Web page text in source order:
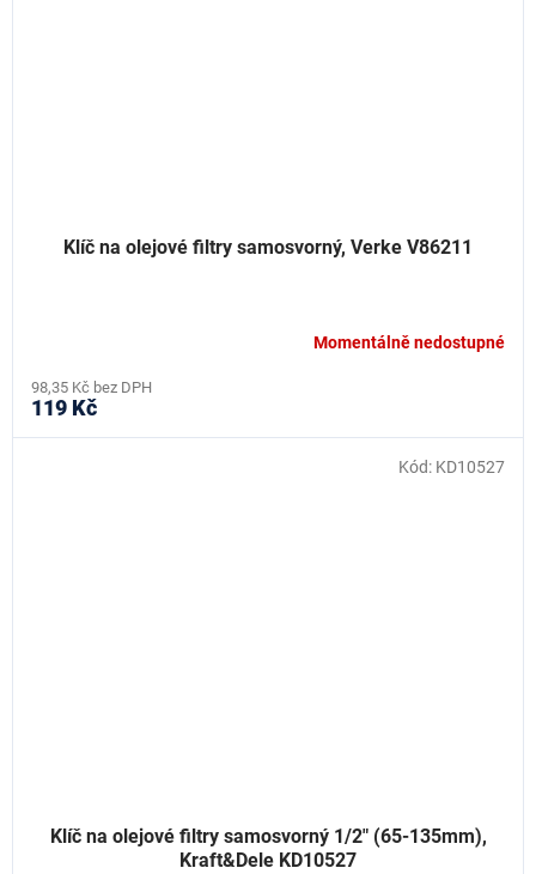
Klíč na olejové filtry samosvorný, Verke V86211
Momentálně nedostupné
98,35 Kč bez DPH
119 Kč
Klíč na olejové filtry samosvorný 1/2" (65-135mm),
Kraft&Dele KD10527
Kód: KD10527